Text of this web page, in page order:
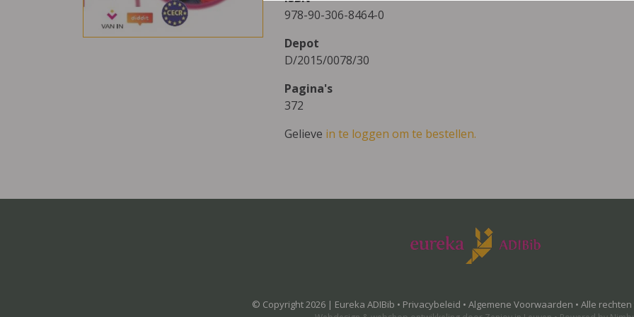
978-90-306-8464-0
Depot
D/2015/0078/30
Pagina's
372
Gelieve in te loggen om te bestellen.
© Copyright 2026 | Eureka ADIBib • Privacybeleid • Algemene Voorwaarden • Alle